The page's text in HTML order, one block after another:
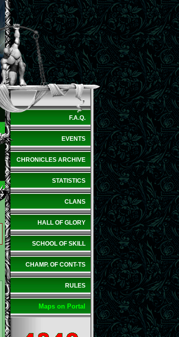
F.A.Q.
EVENTS
CHRONICLES ARCHIVE
STATISTICS
CLANS
HALL OF GLORY
SCHOOL OF SKILL
CHAMP. OF CONT-TS
RULES
Maps on Portal